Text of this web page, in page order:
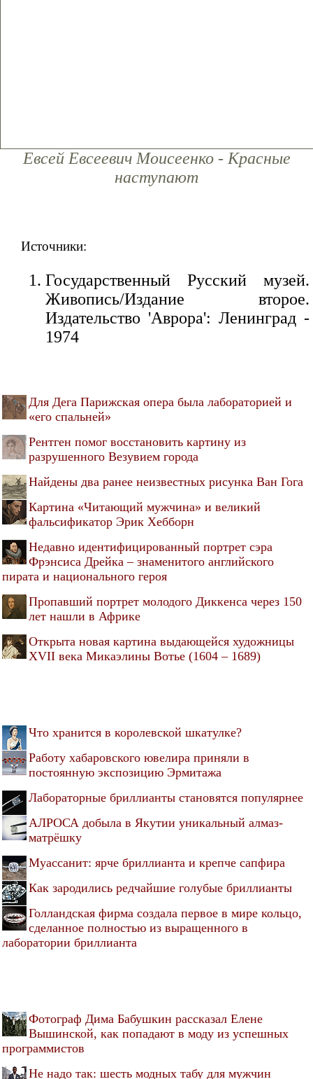
Евсей Евсеевич Моисеенко - Красные
наступают
Источники:
Государственный Русский музей.
Живопись/Издание второе.
Издательство 'Аврора': Ленинград -
1974
Для Дега Парижская опера была лабораторией и
«его спальней»
Рентген помог восстановить картину из
разрушенного Везувием города
Найдены два ранее неизвестных рисунка Ван Гога
Картина «Читающий мужчина» и великий
фальсификатор Эрик Хебборн
Недавно идентифицированный портрет сэра
Фрэнсиса Дрейка – знаменитого английского
пирата и национального героя
Пропавший портрет молодого Диккенса через 150
лет нашли в Африке
Открыта новая картина выдающейся художницы
XVII века Микаэлины Вотье (1604 – 1689)
Что хранится в королевской шкатулке?
Работу хабаровского ювелира приняли в
постоянную экспозицию Эрмитажа
Лабораторные бриллианты становятся популярнее
АЛРОСА добыла в Якутии уникальный алмаз-
матрёшку
Муассанит: ярче бриллианта и крепче сапфира
Как зародились редчайшие голубые бриллианты
Голландская фирма создала первое в мире кольцо,
сделанное полностью из выращенного в
лаборатории бриллианта
Фотограф Дима Бабушкин рассказал Елене
Вышинской, как попадают в моду из успешных
программистов
Не надо так: шесть модных табу для мужчин